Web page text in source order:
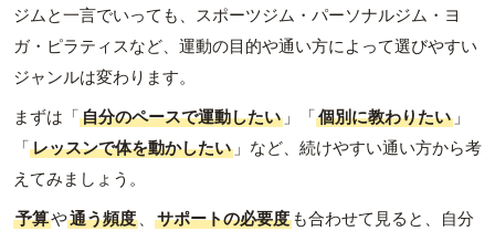
ジムと一言でいっても、スポーツジム・パーソナルジム・ヨ
ガ・ピラティスなど、運動の目的や通い方によって選びやすい
ジャンルは変わります。
まずは「自分のペースで運動したい 」「個別に教わりたい 」
「レッスンで体を動かしたい 」など、続けやすい通い方から考
えてみましょう。
予算や通う頻度 、 サポートの必要度 も合わせて見ると、自分